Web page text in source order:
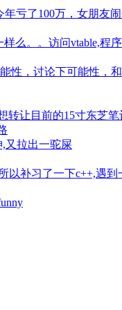
亏了100万，女朋友
么。。访问vtable,程
性，讨论下​可能性，
转让目前的15寸东芝笔
又拉出一驼屎
以补习了一下c++,遇到